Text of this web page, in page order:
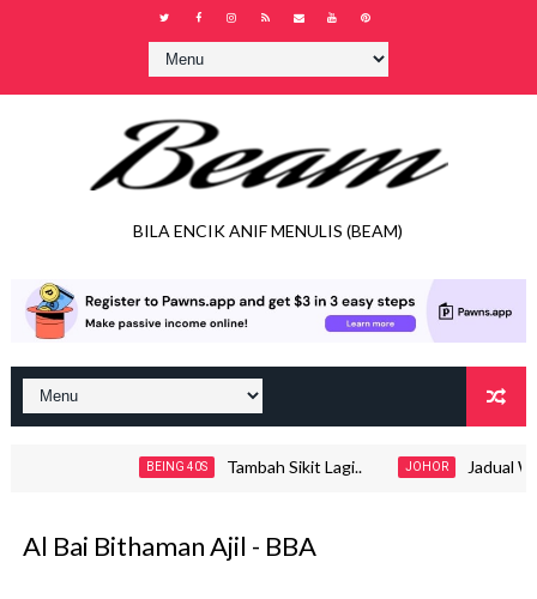
BILA ENCIK ANIF MENULIS (BEAM)
BEING 40S Tambah Sikit Lagi.. JOHOR Jadual
Al Bai Bithaman Ajil - BBA